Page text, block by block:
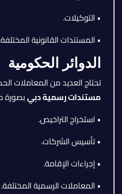
• التوكيلات.
• المستندات القانونية المختلفة.
الدوائر الحكومية
تحتاج العديد من المعاملات
مستندات رسمية دبيبصورة
• استخراج التراخيص.
• تأسيس الشركات.
• إجراءات الإقامة.
• المعاملات الرسمية المختلفة.